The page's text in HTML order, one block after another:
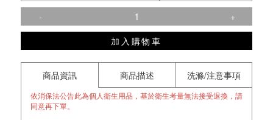
-
+
加入購物車
商品資訊 商品描述 洗滌/注意事項
依消保法公告此為個人衛生用品，基於衛生考量無法接受退換，請
同意再下單。